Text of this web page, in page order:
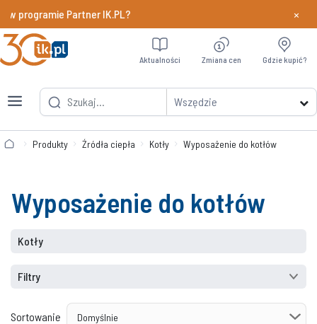
programie Partner IK.PL? Dowiedz
×
Wszędzie
Aktualności Zmiana cen Gdzie kupić?
Produkty Źródła ciepła Kotły Wyposażenie do kotłów
Wyposażenie do kotłów
Kotły
Filtry
Sortowanie